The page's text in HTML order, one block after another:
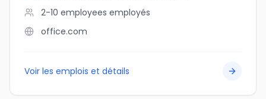
2-10 employees employés
office.com
Voir les emplois et détails